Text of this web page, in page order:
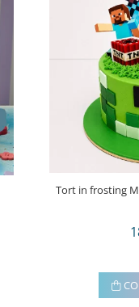
Tort in frosting